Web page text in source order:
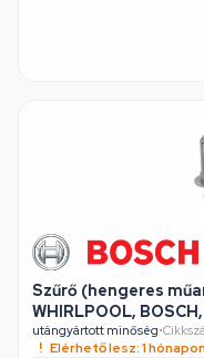
Szűrő (hengeres
WHIRLPOOL,
utángyártott minőség•
Elérhető lesz: 1